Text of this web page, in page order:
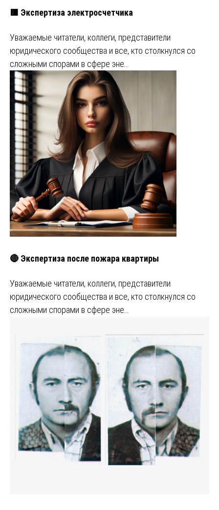
🟥 Экспертиза электросчетчика
Уважаемые читатели, коллеги, представители
юридического сообщества и все, кто столкнулся со
сложными спорами в сфере эне…
🔴 Экспертиза после пожара квартиры
Уважаемые читатели, коллеги, представители
юридического сообщества и все, кто столкнулся со
сложными спорами в сфере эне…